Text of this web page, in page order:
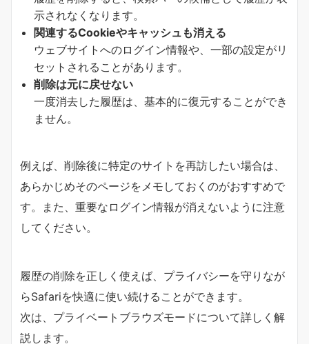
示されなくなります。
関連するCookieやキャッシュも消える
ウェブサイトへのログイン情報や、一部の設定がリ
セットされることがあります。
削除は元に戻せない
一度消去した履歴は、基本的に復元することができ
ません。
例えば、削除後に特定のサイトを再訪したい場合は、
あらかじめそのページをメモしておくのがおすすめで
す。また、重要なログイン情報が消えないように注意
してください。
履歴の削除を正しく使えば、プライバシーを守りなが
らSafariを快適に使い続けることができます。
次は、プライベートブラウズモードについて詳しく解
説します。